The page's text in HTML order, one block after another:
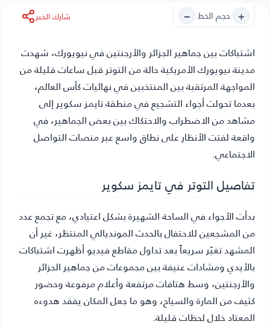
+ حجم الخط − شارك الخبر
اشتباكات بين جماهير الجزائر والأرجنتين في نيويورك، شهدت
مدينة نيويورك الأمريكية حالة من التوتر قبل ساعات قليلة من
المواجهة المرتقبة بين المنتخبين في نهائيات كأس العالم،
بعدما تحولت أجواء التشجيع في منطقة تايمز سكوير إلى
مشاهد من الاضطراب والاحتكاك بين بعض الجماهير، في
واقعة لفتت الأنظار على نطاق واسع عبر منصات التواصل
الاجتماعي.
تفاصيل التوتر في تايمز سكوير
بدأت الأجواء في الساحة الشهيرة بشكل اعتيادي، مع تجمع عدد
من المشجعين للاحتفال بالحدث المونديالي المنتظر، غير أن
المشهد تغيّر سريعاً بعد تداول مقاطع فيديو أظهرت اشتباكات
بالأيدي ومشادات عنيفة بين مجموعات من جماهير الجزائر
والأرجنتين، وسط هتافات مرتفعة وأعلام مرفوعة وحضور
كثيف من المارة والسياح، وهو ما جعل المكان يفقد هدوءه
المعتاد خلال لحظات قليلة.